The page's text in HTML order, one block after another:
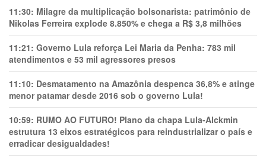
11:30: Milagre da multiplicação bolsonarista: patrimônio de
Nikolas Ferreira explode 8.850% e chega a R$ 3,8 milhões
11:21: Governo Lula reforça Lei Maria da Penha: 783 mil
atendimentos e 53 mil agressores presos
11:10: Desmatamento na Amazônia despenca 36,8% e atinge
menor patamar desde 2016 sob o governo Lula!
10:59: RUMO AO FUTURO! Plano da chapa Lula-Alckmin
estrutura 13 eixos estratégicos para reindustrializar o país e
erradicar desigualdades!